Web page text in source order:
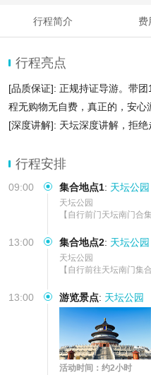
行程简介 费
行程亮点
[品质保证]: 正规持证导游。带
程无购物无自费，真正的，安心
[深度讲解]: 天坛深度讲解，拒
行程安排
09:00 集合地点1: 天坛公园
天坛公园
【自行前门天坛南门合集
13:00 集合地点2: 天坛公园
天坛公园
【自行前往天坛南门集合
13:00 游览景点: 天坛公园
活动时间：约2小时